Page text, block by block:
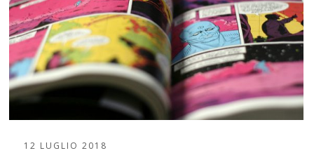
EDITORIA
SENZA CATEGORIA
STAMPA
12 LUGLIO 2018